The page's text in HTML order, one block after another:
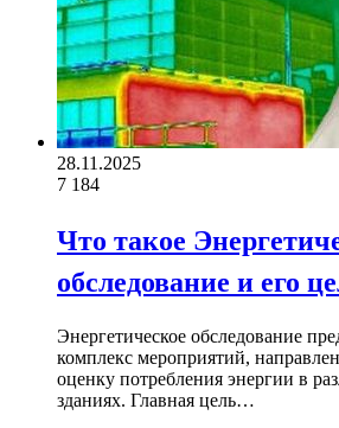
28.11.2025
7 184
Что такое
обследование и его
Энергетическое обследование
комплекс мероприятий,
оценку потребления энергии в
зданиях. Главная цель…